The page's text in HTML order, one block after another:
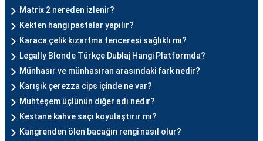
Matrix 2 nereden izlenir?
Kekten hangi pastalar yapılır?
Karaca çelik kızartma tenceresi sağlıklı mı?
Legally Blonde Türkçe Dublaj Hangi Platformda?
Münhasır ve münhasıran arasındaki fark nedir?
Karışık çerezza cips içinde ne var?
Muhteşem üçlünün diğer adı nedir?
Kestane kahve saçı koyulaştırır mı?
Kangrenden ölen bacağın rengi nasıl olur?